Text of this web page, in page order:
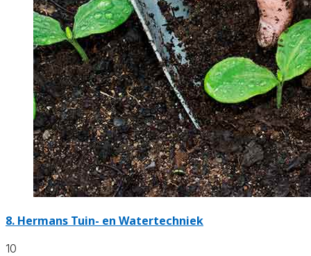
8. Hermans Tuin- en Watertechniek
10